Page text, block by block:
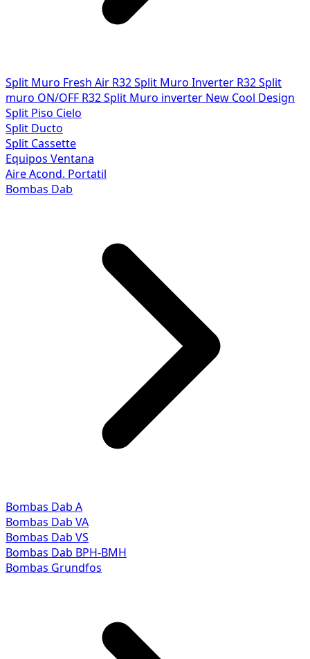
Split Muro Fresh Air R32Split Muro Inverter R32Split
muro ON/OFF R32Split Muro inverter New Cool Design
Split Piso Cielo
Split Ducto
Split Cassette
Equipos Ventana
Aire Acond. Portatil
Bombas Dab
Bombas Dab A
Bombas Dab VA
Bombas Dab VS
Bombas Dab BPH-BMH
Bombas Grundfos